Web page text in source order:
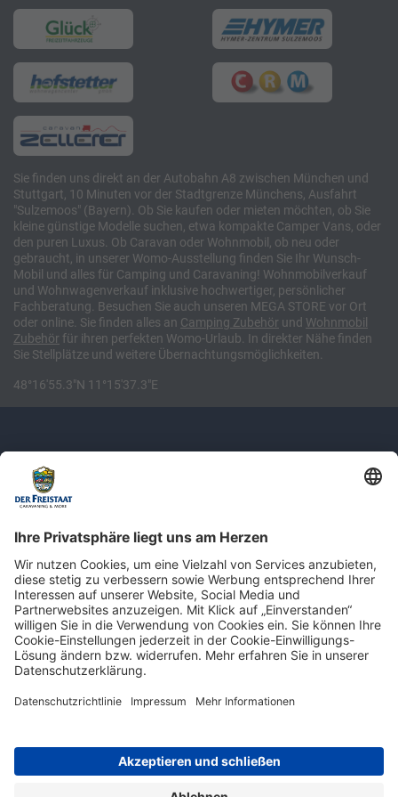
Sie finden uns direkt an der Autobahn A8 zwischen München und
Stuttgart, 10 Minuten vor der Stadtgrenze Münchens, Ausfahrt
"Sulzemoos" (Bayern). Ob Sie kaufen oder mieten möchten, ob Sie
kleine günstige Modelle suchen, etwa kompakte Camper Vans, oder
den puren Luxus. Ob Caravan oder Wohnmobil, ob neu oder
gebraucht, in unserer Womo-Ausstellung finden Sie Ihr Wunsch-
Mobil und alles für Camping und Caravaning! Wohnmobilverkauf
und Wohnwagenverkauf inklusive hochwertiger, persönlicher
Fachberatung. Besuchen Sie auch unseren MEGA STORE vor Ort
oder online. Sie finden alles an Camping Zubehör und Wohnmobil
Zubehör für ihren perfekten Womo-Urlaub. In direkter Nähe finden
Sie Stellplätze und weitere Übernachtungsmöglichkeiten.
48°16'55.3"N 11°15'37.3"E
Newsletter: Jetzt auf
shop.derfreistaat.de anmelden und
einen 5€ Gutschein für unseren Online-
Shop erhalten!*
Impressum Datenschutz Barrierefreiheit